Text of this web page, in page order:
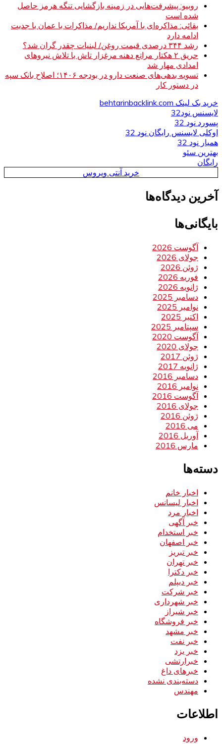
روبیو: پیشرفت‌هایی در زمینه بازگشایی تنگه هرمز حاصل
شده است
بقائی: مذاکره‌ای با آمریکا نداریم/ مذاکرات با عمان با جدیت
ادامه دارد
رشد ۳۴۴ درصدی قیمت روغن/ لبنیات چقدر گران شد؟
حریق ۲ هکتار مراتع دهنه مرغزار تاش با تلاش نیروهای
امدادی مهار شد
تسویه بدهی‌های صنعت دارو در بودجه ۱۴۰۶؛ اصلاح بانک سپه
در دستور کار
خرید بک لینک behtarinbacklink.com
لایسنس نود32
پسورد نود 32
اوکلی لایسنس رایگان نود 32
همیار نود 32
بهترین سئو
رایگان
خرید آنتی ویروس
آخرین دیدگاه‌ها
بایگانی‌ها
آگوست 2026
جولای 2026
ژوئن 2026
فوریه 2026
ژانویه 2026
دسامبر 2025
نوامبر 2025
اکتبر 2025
سپتامبر 2025
آگوست 2020
جولای 2020
ژوئن 2017
ژانویه 2017
دسامبر 2016
نوامبر 2016
آگوست 2016
جولای 2016
ژوئن 2016
می 2016
آوریل 2016
مارس 2016
دسته‌ها
اخبار خانم
اخبار لیسانس
اخبار مرد
خبر آگهی
خبر استخدام
خبر اصفهان
خبر تبریز
خبر تهران
خبر دکترا
خبر دیپلم
خبر شرکت
خبر شهرداری
خبر شیراز
خبر فروشگاه
خبر مشهد
خبر نفت
خبر یزد
خبرارتشی
خبرهای داغ
دسته‌بندی نشده
مهندس
اطلاعات
ورود